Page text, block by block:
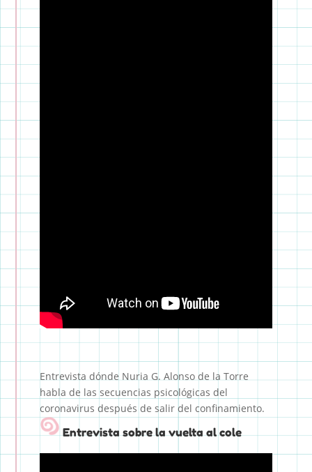
Entrevista dónde Nuria G. Alonso de la Torre
habla de las secuencias psicológicas del
coronavirus después de salir del confinamiento.
Entrevista sobre la vuelta al cole